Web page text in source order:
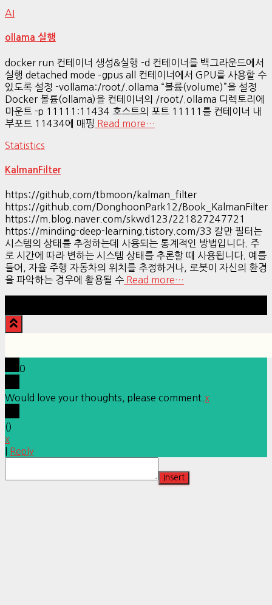
AI
ollama 실행
docker run 컨테이너 생성&실행 -d 컨테이너를 백그라운드에서
실행 detached mode –gpus all 컨테이너에서 GPU를 사용할 수
있도록 설정 -vollama:/root/.ollama “볼륨(volume)”을 설정
Docker 볼륨(ollama)을 컨테이너의 /root/.ollama 디렉토리에
마운트 -p 11111:11434 호스트의 포트 11111를 컨테이너 내
부포트 11434에 매핑 Read more…
Statistics
KalmanFilter
https://github.com/tbmoon/kalman_filter
https://github.com/DonghoonPark12/Book_KalmanFilter
https://m.blog.naver.com/skwd123/221827247721
https://minding-deep-learning.tistory.com/33 칼만 필터는
시스템의 상태를 추정하는데 사용되는 통계적인 방법입니다. 주
로 시간에 따라 변하는 시스템 상태를 추론할 때 사용됩니다. 예를
들어, 자율 주행 자동차의 위치를 추정하거나, 로봇이 자신의 환경
을 파악하는 경우에 활용될 수 Read more…
0
Would love your thoughts, please comment. x
()
x
Reply
Insert